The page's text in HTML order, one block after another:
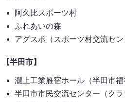
阿久比スポーツ村
ふれあいの森
アグスポ（スポーツ村交流セン
【半田市】
瀧上工業雁宿ホール（半田市福
半田市市民交流センター（クラ